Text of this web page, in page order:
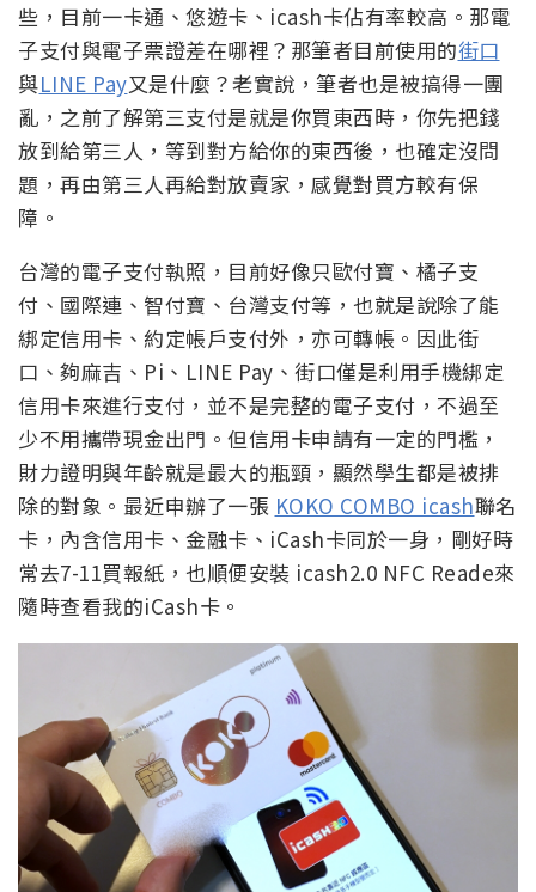
些，目前一卡通、悠遊卡、icash卡佔有率較高。那電
子支付與電子票證差在哪裡？那筆者目前使用的街口
與LINE Pay又是什麼？老實說，筆者也是被搞得一團
亂，之前了解第三支付是就是你買東西時，你先把錢
放到給第三人，等到對方給你的東西後，也確定沒問
題，再由第三人再給對放賣家，感覺對買方較有保
障。
台灣的電子支付執照，目前好像只歐付寶、橘子支
付、國際連、智付寶、台灣支付等，也就是說除了能
綁定信用卡、約定帳戶支付外，亦可轉帳。因此街
口、夠麻吉、Pi、LINE Pay、街口僅是利用手機綁定
信用卡來進行支付，並不是完整的電子支付，不過至
少不用攜帶現金出門。但信用卡申請有一定的門檻，
財力證明與年齡就是最大的瓶頸，顯然學生都是被排
除的對象。最近申辦了一張 KOKO COMBO icash聯名
卡，內含信用卡、金融卡、iCash卡同於一身，剛好時
常去7-11買報紙，也順便安裝 icash2.0 NFC Reade來
隨時查看我的iCash卡。